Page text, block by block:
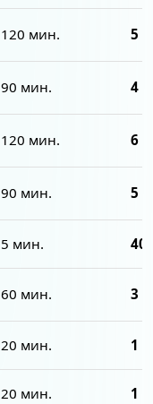
120 мин. 5
90 мин. 4
120 мин. 6
90 мин. 5
5 мин.
60 мин. 3
20 мин. 1
20 мин. 1